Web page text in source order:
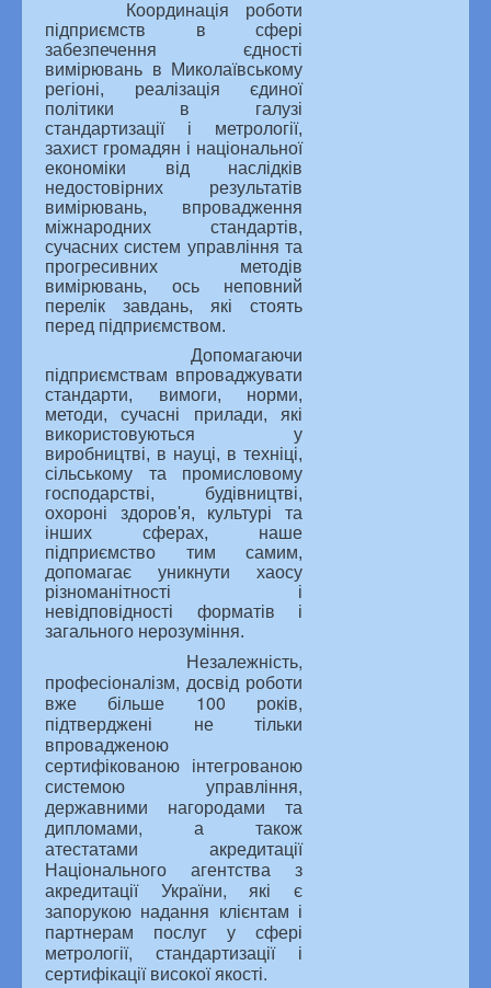
Координація роботи
підприємств в сфері
забезпечення єдності
вимірювань в Миколаївському
регіоні, реалізація єдиної
політики в галузі
стандартизації і метрології,
захист громадян і національної
економіки від наслідків
недостовірних результатів
вимірювань, впровадження
міжнародних стандартів,
сучасних систем управління та
прогресивних методів
вимірювань, ось неповний
перелік завдань, які стоять
перед підприємством.
Допомагаючи
підприємствам впроваджувати
стандарти, вимоги, норми,
методи, сучасні прилади, які
використовуються у
виробництві, в науці, в техніці,
сільському та промисловому
господарстві, будівництві,
охороні здоров'я, культурі та
інших сферах, наше
підприємство тим самим,
допомагає уникнути хаосу
різноманітності і
невідповідності форматів і
загального нерозуміння.
Незалежність,
професіоналізм, досвід роботи
вже більше 100 років,
підтверджені не тільки
впровадженою
сертифікованою інтегрованою
системою управління,
державними нагородами та
дипломами, а також
атестатами акредитації
Національного агентства з
акредитації України, які є
запорукою надання клієнтам і
партнерам послуг у сфері
метрології, стандартизації і
сертифікації високої якості.